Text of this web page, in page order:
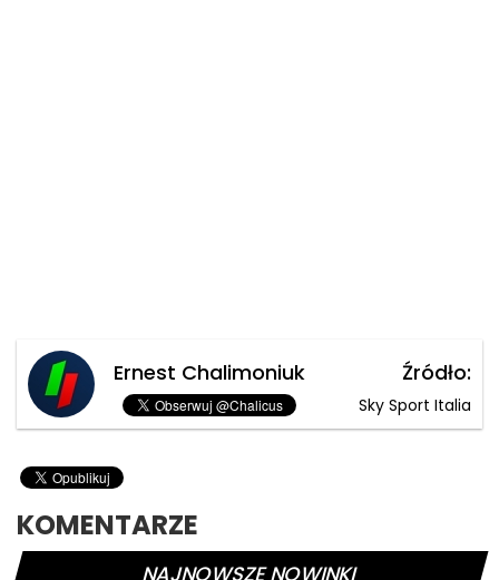
Ernest Chalimoniuk Źródło:
Sky Sport Italia
KOMENTARZE
NAJNOWSZE NOWINKI